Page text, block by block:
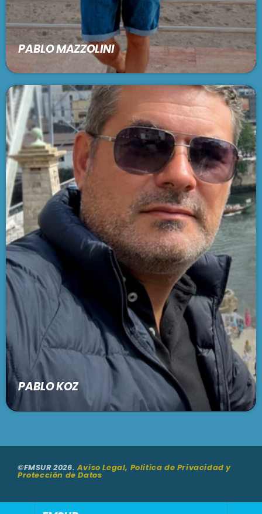
PABLO MAZZOLINI
PABLO KOZ
©FMSUR 2026.Aviso Legal, Politica de Privacidad y
Protección de Datos